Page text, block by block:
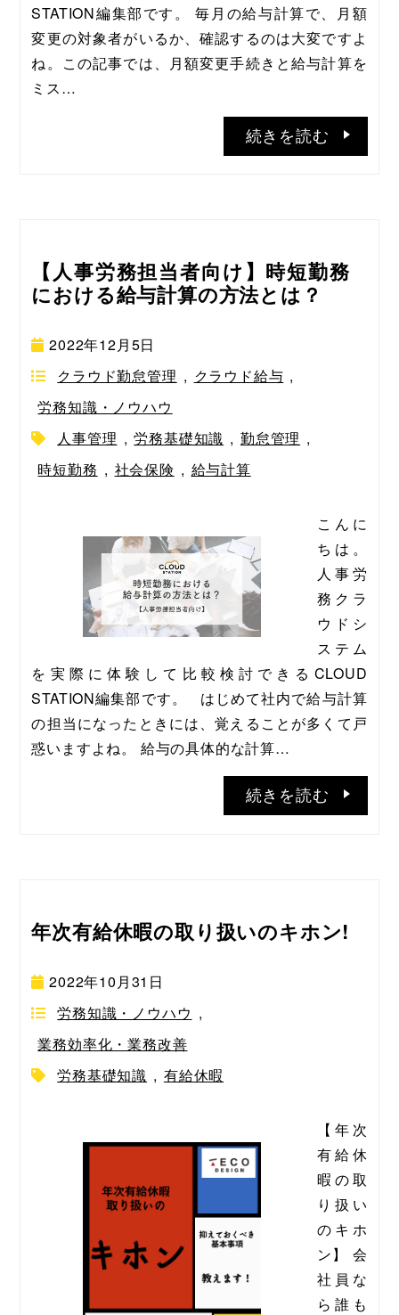
STATION編集部です。 毎月の給与計算で、月額
変更の対象者がいるか、確認するのは大変ですよ
ね。この記事では、月額変更手続きと給与計算を
ミス…
続きを読む
【人事労務担当者向け】時短勤務
における給与計算の方法とは？
2022年12月5日
クラウド勤怠管理 , クラウド給与 ,
労務知識・ノウハウ
人事管理 , 労務基礎知識 , 勤怠管理 ,
時短勤務 , 社会保険 , 給与計算
こんに
ちは。
人事労
務クラ
ウドシ
ステム
を実際に体験して比較検討できるCLOUD
STATION編集部です。   はじめて社内で給与計算
の担当になったときには、覚えることが多くて戸
惑いますよね。 給与の具体的な計算…
続きを読む
年次有給休暇の取り扱いのキホン!
2022年10月31日
労務知識・ノウハウ ,
業務効率化・業務改善
労務基礎知識 , 有給休暇
【年次
有給休
暇の取
り扱い
のキホ
ン】 会
社員な
ら誰も